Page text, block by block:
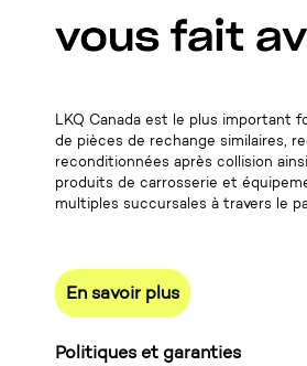
LKQ Canada est le plus important
de pièces de rechange similaires,
reconditionnées après collision
produits de carrosserie et
multiples succursales à travers le
En savoir plus
Politiques et garanties